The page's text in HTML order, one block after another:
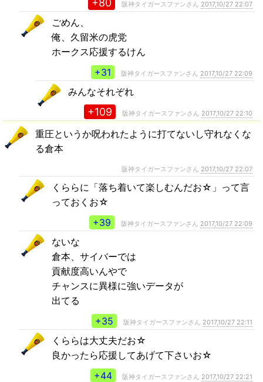
+80 阪神タイガースファンさん 2017,10/27 22:07
ごめん、
俺、久留米の虎党
ホークス応援するけん
+31
阪神タイガースファンさん 2017,10/27 22:09
みんなそれぞれ
+109 阪神タイガースファンさん 2017,10/27 22:10
重圧というか呪われたように打てないし守れなくな
る倉本
阪神タイガースファンさん 2017,10/27 22:07
くららに「落ち着いて楽しむんだお☆」って言
っておくお☆
+39
阪神タイガースファンさん 2017,10/27 22:09
ないな
倉本、サイバーでは
貢献度高いんやで
チャンスに異様に強いデータが
出てる
+35
阪神タイガースファンさん 2017,10/27 22:11
くららは大丈夫だお☆
良かったら応援してあげて下さいお☆
+44
阪神タイガースファンさん 2017,10/27 22:21